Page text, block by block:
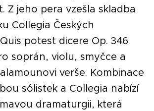
Z jeho pera vzešla skladba
Collegia Českých
potest dicere Op. 346
soprán, violu, smyčce a
verše. Kombinace
sólistek a Collegia nabízí
dramaturgii, která